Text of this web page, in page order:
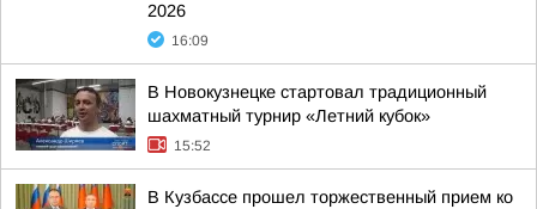
2026
16:09
В Новокузнецке стартовал традиционный
шахматный турнир «Летний кубок»
15:52
В Кузбассе прошел торжественный прием ко